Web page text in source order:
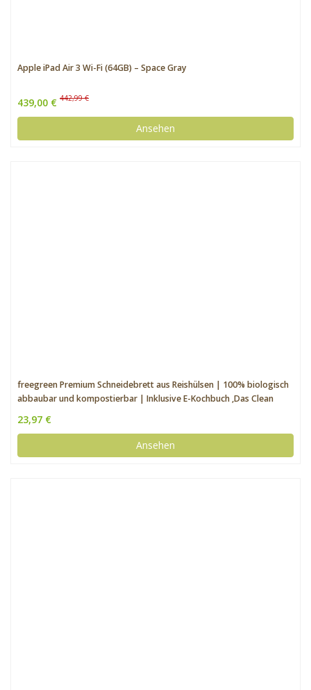
Apple iPad Air 3 Wi-Fi (64GB) – Space Gray
439,00 € 442,99 €
Ansehen
freegreen Premium Schneidebrett aus Reishülsen | 100% biologisch
abbaubar und kompostierbar | Inklusive E-Kochbuch ‚Das Clean
23,97 €
Ansehen